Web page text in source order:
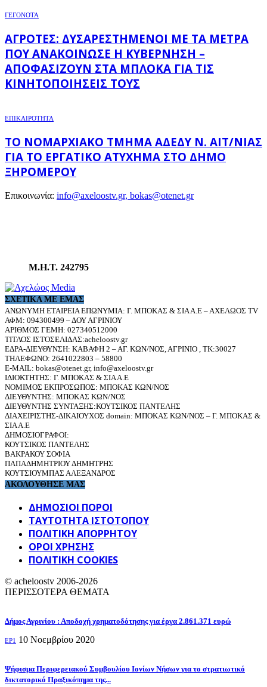
ΓΕΓΟΝΟΤΑ
ΑΓΡΌΤΕΣ: ΔΥΣΑΡΕΣΤΗΜΈΝΟΙ ΜΕ ΤΑ ΜΈΤΡΑ
ΠΟΥ ΑΝΑΚΟΊΝΩΣΕ Η ΚΥΒΈΡΝΗΣΗ –
ΑΠΟΦΑΣΊΖΟΥΝ ΣΤΑ ΜΠΛΌΚΑ ΓΙΑ ΤΙΣ
ΚΙΝΗΤΟΠΟΙΉΣΕΙΣ ΤΟΥΣ
ΕΠΙΚΑΙΡΟΤΗΤΑ
ΤΟ ΝΟΜΑΡΧΙΑΚΌ ΤΜΉΜΑ ΑΔΕΔΥ Ν. ΑΙΤ/ΝΊΑΣ
ΓΙΑ ΤΟ ΕΡΓΑΤΙΚΌ ΑΤΎΧΗΜΑ ΣΤΟ ΔΉΜΟ
ΞΗΡΟΜΈΡΟΥ
Επικοινωνία: info@axeloostv.gr, bokas@otenet.gr
Μ.Η.Τ. 242795
ΣΧΕΤΙΚΆ ΜΕ ΕΜΆΣ
ΑΝΩΝΥΜΗ ΕΤΑΙΡΕΙΑ ΕΠΩΝΥΜΙΑ: Γ. ΜΠΟΚΑΣ & ΣΙΑ Α.Ε – ΑΧΕΛΩΟΣ TV
ΑΦΜ: 094300499 – ΔΟΥ ΑΓΡΙΝΙΟΥ
ΑΡΙΘΜΟΣ ΓΕΜΗ: 027340512000
ΤΙΤΛΟΣ ΙΣΤΟΣΕΛΙΔΑΣ:acheloostv.gr
ΕΔΡΑ-ΔΙΕΥΘΥΝΣΗ: ΚΑΒΑΦΗ 2 – ΑΓ. ΚΩΝ/ΝΟΣ, ΑΓΡΙΝΙΟ , ΤΚ:30027
ΤΗΛΕΦΩΝΟ: 2641022803 – 58800
E-MAIL: bokas@otenet.gr, info@axeloostv.gr
ΙΔΙΟΚΤΗΤΗΣ: Γ. ΜΠΟΚΑΣ & ΣΙΑ Α.Ε
ΝΟΜΙΜΟΣ ΕΚΠΡΟΣΩΠΟΣ: ΜΠΟΚΑΣ ΚΩΝ/ΝΟΣ
ΔΙΕΥΘΥΝΤΗΣ: ΜΠΟΚΑΣ ΚΩΝ/ΝΟΣ
ΔΙΕΥΘΥΝΤΗΣ ΣΥΝΤΑΞΗΣ:ΚΟΥΤΣΙΚΟΣ ΠΑΝΤΕΛΗΣ
ΔΙΑΧΕΙΡΙΣΤΗΣ-ΔΙΚΑΙΟΥΧΟΣ domain: ΜΠΟΚΑΣ ΚΩΝ/ΝΟΣ – Γ. ΜΠΟΚΑΣ &
ΣΙΑ Α.Ε
ΔΗΜΟΣΙΟΓΡΑΦΟΙ:
ΚΟΥΤΣΙΚΟΣ ΠΑΝΤΕΛΗΣ
ΒΑΚΡΑΚΟΥ ΣΟΦΙΑ
ΠΑΠΑΔΗΜΗΤΡΙΟΥ ΔΗΜΗΤΡΗΣ
ΚΟΥΤΣΙΟΥΜΠΑΣ ΑΛΕΞΑΝΔΡΟΣ
ΑΚΟΛΟΥΘΗΣΕ ΜΑΣ
ΔΗΜΟΣΙΟΙ ΠΟΡΟΙ
ΤΑΥΤΌΤΗΤΑ ΙΣΤΌΤΟΠΟΥ
ΠΟΛΙΤΙΚΉ ΑΠΟΡΡΉΤΟΥ
ΌΡΟΙ ΧΡΉΣΗΣ
ΠΟΛΙΤΙΚΗ COOKIES
© acheloostv 2006-2026
ΠΕΡΙΣΣΟΤΕΡΑ ΘΕΜΑΤΑ
Δήμος Αγρινίου : Αποδοχή χρηματοδότησης για έργα 2.861.371 ευρώ
EP1 10 Νοεμβρίου 2020
Ψήφισμα Περιφερειακού Συμβουλίου Ιονίων Νήσων για το στρατιωτικό
δικτατορικό Πραξικόπημα της...